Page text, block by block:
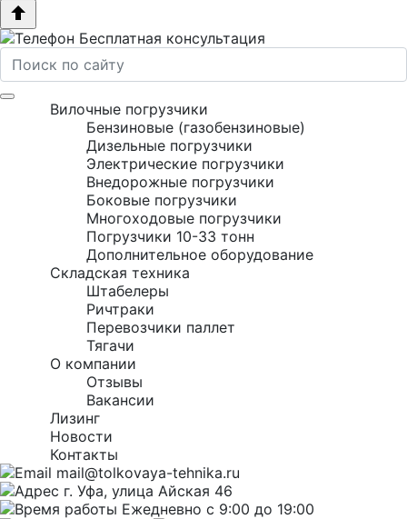
Бесплатная консультация
Вилочные погрузчики
Бензиновые (газобензиновые)
Дизельные погрузчики
Электрические погрузчики
Внедорожные погрузчики
Боковые погрузчики
Многоходовые погрузчики
Погрузчики 10-33 тонн
Дополнительное оборудование
Складская техника
Штабелеры
Ричтраки
Перевозчики паллет
Тягачи
О компании
Отзывы
Вакансии
Лизинг
Новости
Контакты
mail@tolkovaya-tehnika.ru
г. Уфа, улица Айская 46
Ежедневно с 9:00 до 19:00